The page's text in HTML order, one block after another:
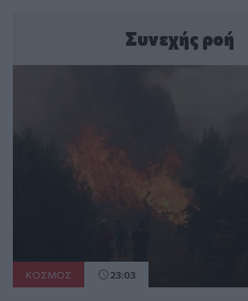
Συνεχής ροή
ΚΟΣΜΟΣ 23:03